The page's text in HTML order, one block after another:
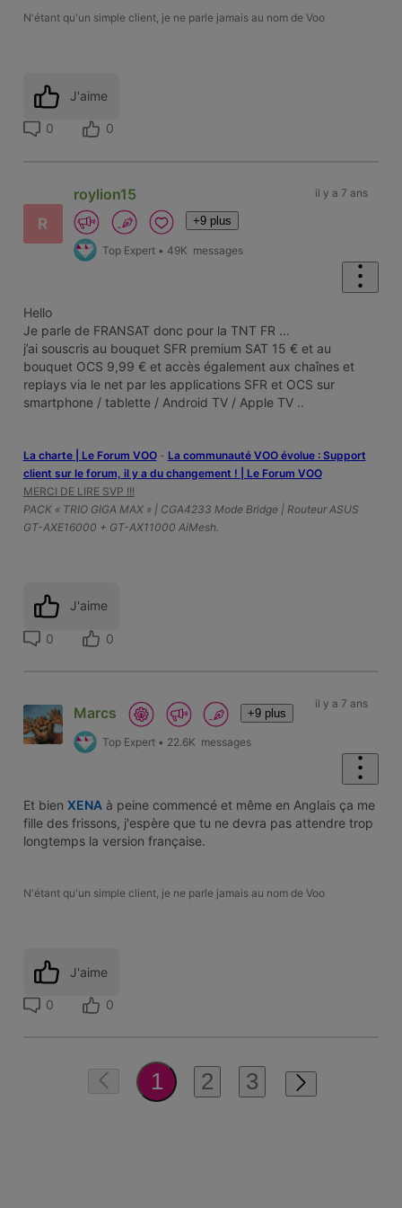
N'étant qu'un simple client, je ne parle jamais au nom de Voo
J'aime
0 0
R
roylion15
+9 plus
Top Expert • 49K messages
il y a 7 ans
Hello
Je parle de FRANSAT donc pour la TNT FR ...
j’ai souscris au bouquet SFR premium SAT 15 € et au
bouquet OCS 9,99 € et accès également aux chaînes et
replays via le net par les applications SFR et OCS sur
smartphone / tablette / Android TV / Apple TV ..
La charte | Le Forum VOO- ‎La communauté VOO évolue : Support
client sur le forum, il y a du changement ! | Le Forum VOO
MERCI DE LIRE SVP !!!
PACK « TRIO GIGA MAX » | CGA4233 Mode Bridge | Routeur ASUS
GT-AXE16000 + GT-AX11000 AiMesh.
J'aime
0 0
Marcs +9 plus
Top Expert • 22.6K messages
il y a 7 ans
Et bien XENAà peine commencé et même en Anglais ça me
fille des frissons, j'espère que tu ne devra pas attendre trop
longtemps la version française.
N'étant qu'un simple client, je ne parle jamais au nom de Voo
J'aime
0 0
1 2 3